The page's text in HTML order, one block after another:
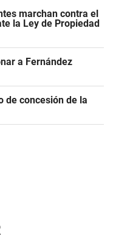
marchan contra el
la Ley de Propiedad
a Fernández
de concesión de la